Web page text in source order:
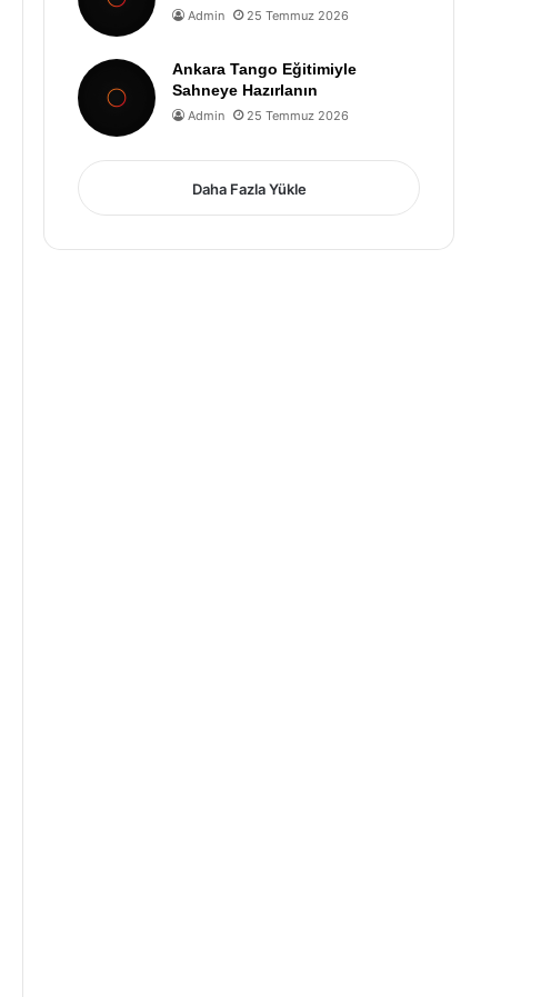
Admin 25 Temmuz 2026
Ankara Tango Eğitimiyle
Sahneye Hazırlanın
Admin 25 Temmuz 2026
Daha Fazla Yükle